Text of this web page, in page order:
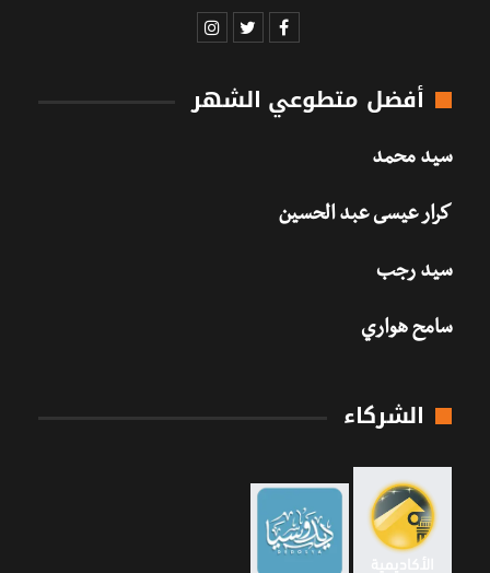
أفضل متطوعي الشهر
سيد محمد
كرار عيسى عبد الحسين
سيد رجب
سامح هواري
الشركاء